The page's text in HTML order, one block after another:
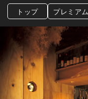
トップ プレミアム